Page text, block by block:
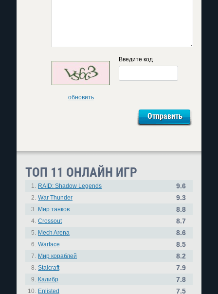
обновить
Введите код
ТОП 11 ОНЛАЙН ИГР
1. RAID: Shadow Legends 9.6
2. War Thunder 9.3
3. Мир танков 8.8
4. Crossout 8.7
5. Mech Arena 8.6
6. Warface 8.5
7. Мир кораблей 8.2
8. Stalcraft 7.9
9. Калибр 7.8
10. Enlisted 7.5